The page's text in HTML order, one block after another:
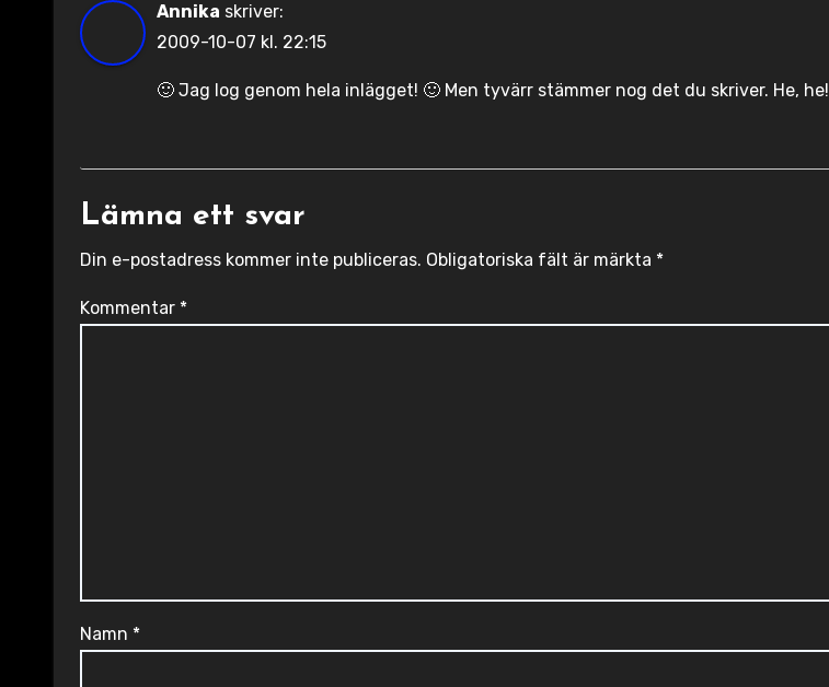
Annika skriver:
2009-10-07 kl. 22:15
🙂 Jag log genom hela inlägget! 🙂 Men tyvärr stämmer nog det du skriver. He, he!
Lämna ett svar
Din e-postadress kommer inte publiceras. Obligatoriska fält är märkta *
Kommentar *
Namn *